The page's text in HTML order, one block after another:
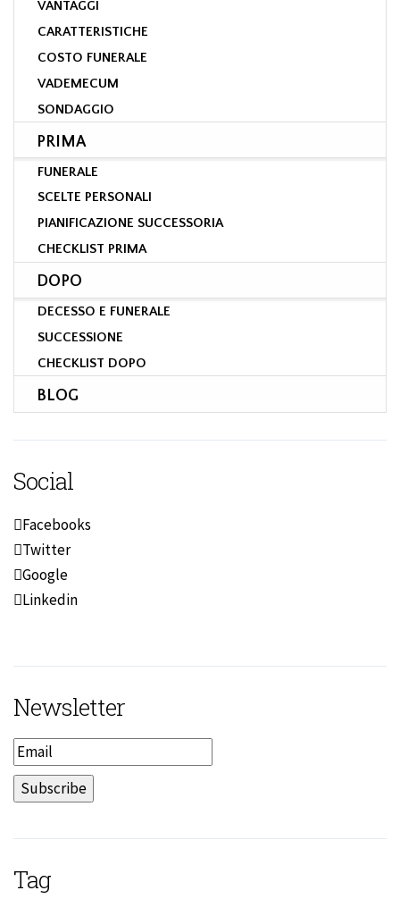
VANTAGGI
CARATTERISTICHE
COSTO FUNERALE
VADEMECUM
SONDAGGIO
PRIMA
FUNERALE
SCELTE PERSONALI
PIANIFICAZIONE SUCCESSORIA
CHECKLIST PRIMA
DOPO
DECESSO E FUNERALE
SUCCESSIONE
CHECKLIST DOPO
BLOG
Social
Facebooks
Twitter
Google
Linkedin
Newsletter
Tag